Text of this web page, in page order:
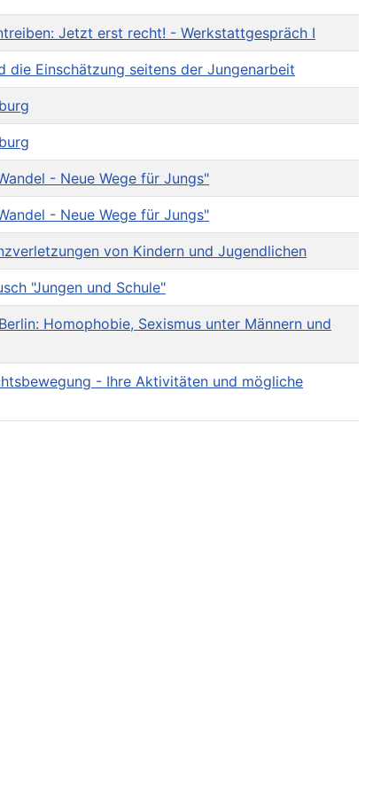
Jetzt erst recht! - Werkstattgespräch I
die Einschätzung seitens der Jungenarbeit
- Neue Wege für Jungs"
- Neue Wege für Jungs"
von Kindern und Jugendlichen
"Jungen und Schule"
Homophobie, Sexismus unter Männern und
- Ihre Aktivitäten und mögliche